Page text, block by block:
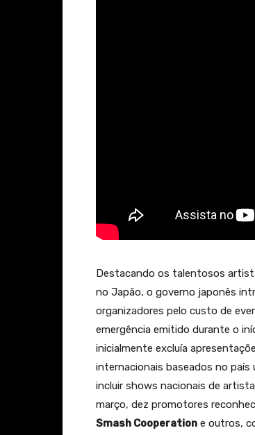
Destacando os talentosos
no Japão, o governo japonês
organizadores pelo custo de
emergência emitido durante o
inicialmente excluía
internacionais baseados no
incluir shows nacionais de
março, dez promotores
Smash Cooperation e outros,